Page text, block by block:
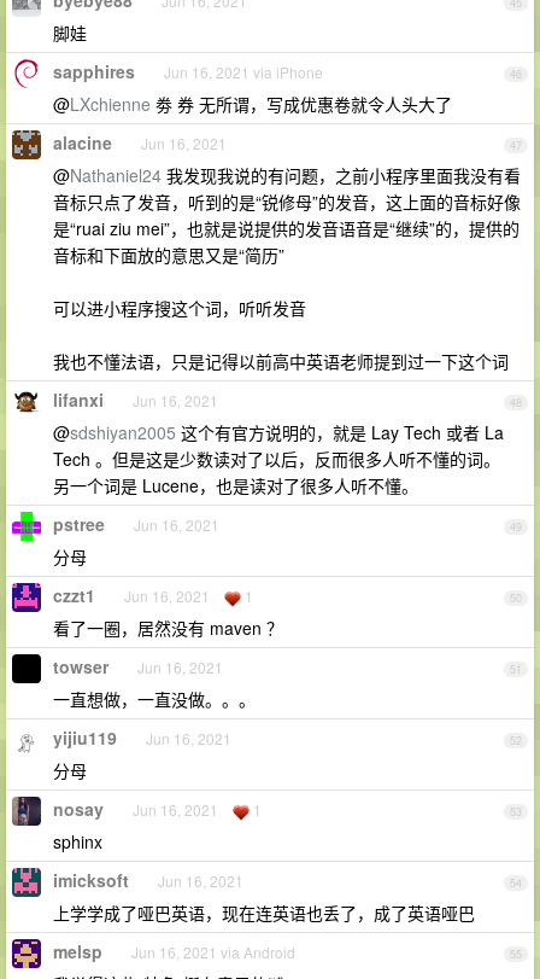
45
脚娃
46
sapphires Jun 16, 2021 via iPhone
@LXchienne 劵 券 无所谓，写成优惠卷就令人头大了
47
alacine Jun 16, 2021
@Nathaniel24 我发现我说的有问题，之前小程序里面我没有看
音标只点了发音，听到的是“锐修母”的发音，这上面的音标好像
是“ruai ziu mei”，也就是说提供的发音语音是“继续”的，提供的
音标和下面放的意思又是“简历”
可以进小程序搜这个词，听听发音
我也不懂法语，只是记得以前高中英语老师提到过一下这个词
48
lifanxi Jun 16, 2021
@sdshiyan2005 这个有官方说明的，就是 Lay Tech 或者 La
Tech 。但是这是少数读对了以后，反而很多人听不懂的词。
另一个词是 Lucene，也是读对了很多人听不懂。
49
pstree Jun 16, 2021
分母
50
czzt1 Jun 16, 2021 1
看了一圈，居然没有 maven ？
51
towser Jun 16, 2021
一直想做，一直没做。。。
52
yijiu119 Jun 16, 2021
分母
53
nosay Jun 16, 2021 1
sphinx
54
imicksoft Jun 16, 2021
上学学成了哑巴英语，现在连英语也丢了，成了英语哑巴
55
melsp Jun 16, 2021 via Android